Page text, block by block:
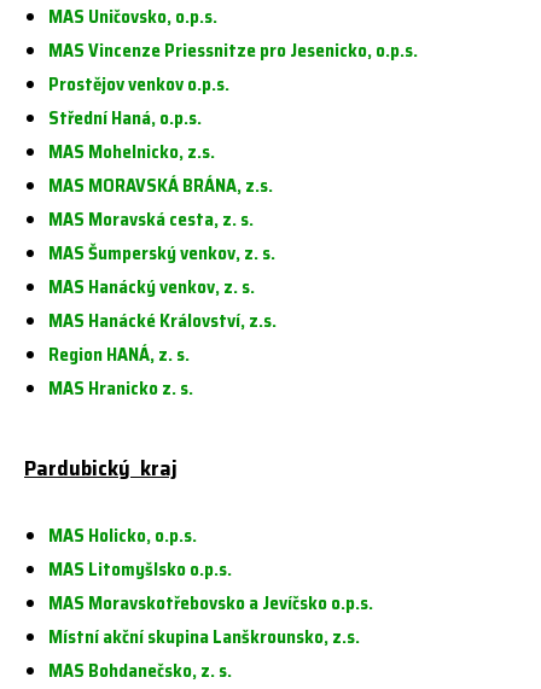
MAS Uničovsko, o.p.s.
MAS Vincenze Priessnitze pro Jesenicko, o.p.s.
Prostějov venkov o.p.s.
Střední Haná, o.p.s.
MAS Mohelnicko, z.s.
MAS MORAVSKÁ BRÁNA, z.s.
MAS Moravská cesta, z. s.
MAS Šumperský venkov, z. s.
MAS Hanácký venkov, z. s.
MAS Hanácké Království, z.s.
Region HANÁ, z. s.
MAS Hranicko z. s.
Pardubický kraj
MAS Holicko, o.p.s.
MAS Litomyšlsko o.p.s.
MAS Moravskotřebovsko a Jevíčsko o.p.s.
Místní akční skupina Lanškrounsko, z.s.
MAS Bohdanečsko, z. s.